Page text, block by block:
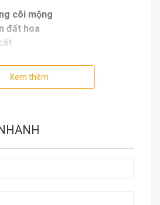
cõi mộng
đất hoa
Hoa Sen
Đông
các đạo sĩ Tây Tạng
Xem thêm